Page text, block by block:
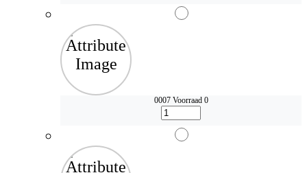
0007 Voorraad 0